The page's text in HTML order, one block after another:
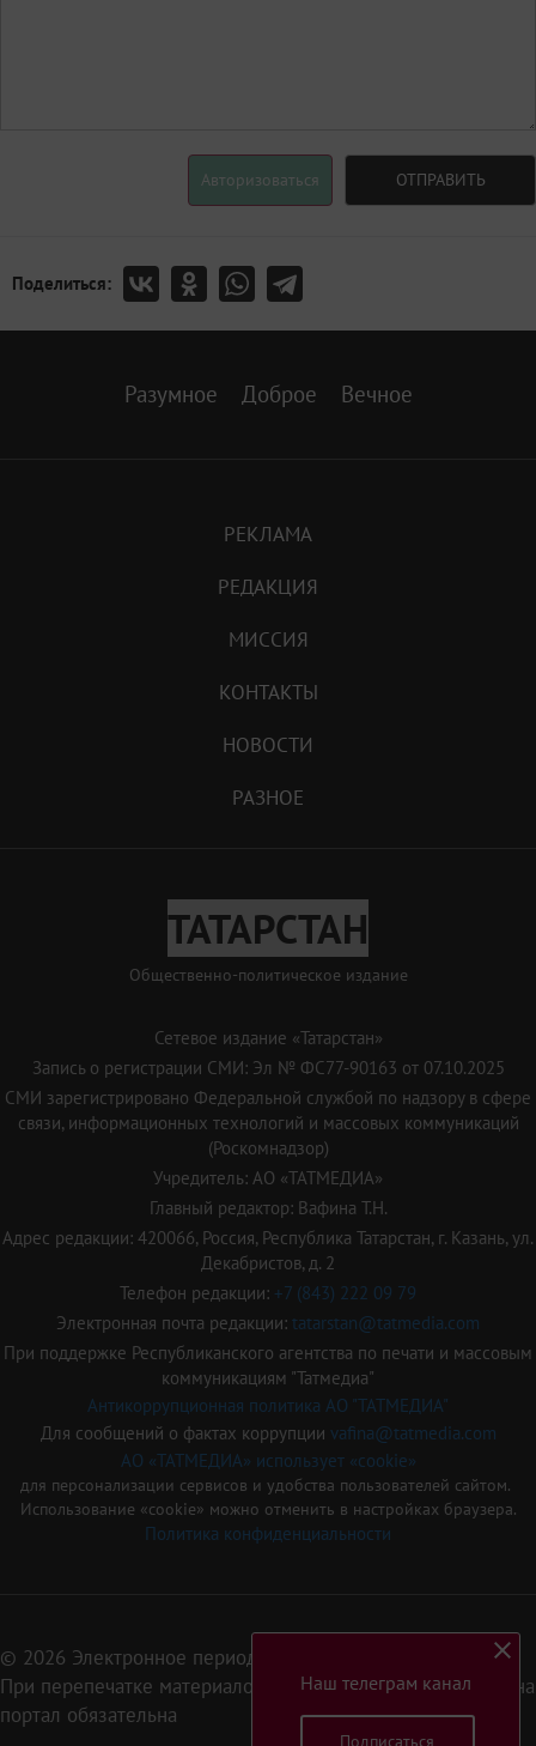
Авторизоваться ОТПРАВИТЬ
Поделиться:
Разумное Доброе Вечное
РЕКЛАМА
РЕДАКЦИЯ
МИССИЯ
КОНТАКТЫ
НОВОСТИ
РАЗНОЕ
ТАТАРСТАН
Общественно-политическое издание
Сетевое издание «Татарстан»
Запись о регистрации СМИ: Эл № ФС77-90163 от 07.10.2025
СМИ зарегистрировано Федеральной службой по надзору в сфере
связи, информационных технологий и массовых коммуникаций
(Роскомнадзор)
Учредитель: АО «ТАТМЕДИА»
Главный редактор: Вафина Т.Н.
Адрес редакции: 420066, Россия, Республика Татарстан, г. Казань, ул.
Декабристов, д. 2
Телефон редакции: +7 (843) 222 09 79
Электронная почта редакции: tatarstan@tatmedia.com
При поддержке Республиканского агентства по печати и массовым
коммуникациям "Татмедиа"
Антикоррупционная политика АО "ТАТМЕДИА"
Для сообщений о фактах коррупции vafina@tatmedia.com
АО «ТАТМЕДИА» использует «cookie»
для персонализации сервисов и удобства пользователей сайтом.
Использование «cookie» можно отменить в настройках браузера.
Политика конфиденциальности
© 2026 Электронное периодическое издание «Татарстан»
При перепечатке материалов или их фрагментов ссылка на
портал обязательна
Наш телеграм канал
Подписаться